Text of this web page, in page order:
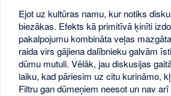
Ejot uz kultūras namu, kur notiks
biezākas. Efekts kā primitīvā ķinīti
pakalpojumu kombināta veļas
raida virs gājiena dalībnieku galvām
dūmu mutuli. Vēlāk, jau diskusijas
laiku, kad pāriesim uz citu kurināmo,
Filtru gan dūmeņiem neesot un nav